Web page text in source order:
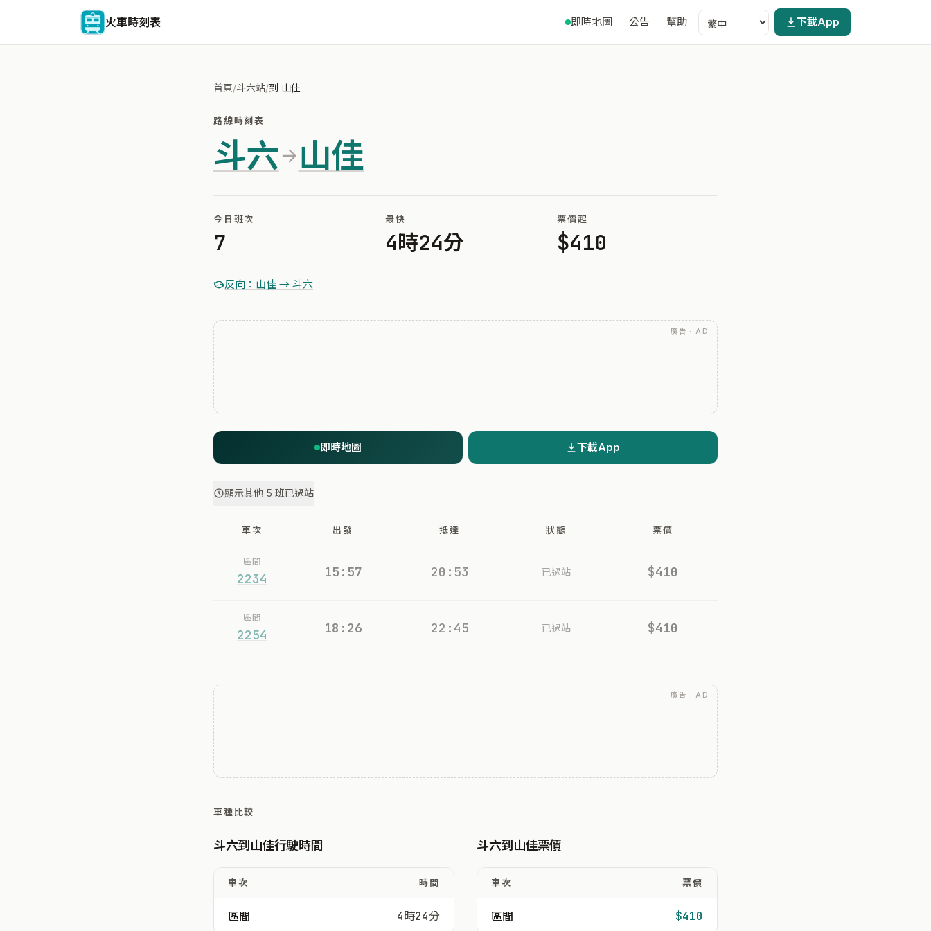
火車時刻表 即時地圖 公告 幫助 下載App
首頁/斗六站/到 山佳
路線時刻表
斗六 山佳
今日班次
7
最快
4時24分
票價起
$410
反向：山佳 → 斗六
廣告 · AD
即時地圖 下載App
顯示其他 5 班已過站
車次 出發 抵達 狀態 票價
區間
2234 15:57 20:53 已過站 $410
區間
2254 18:26 22:45 已過站 $410
廣告 · AD
車種比較
斗六到山佳行駛時間
車次 時間
區間 4時24分
斗六到山佳票價
車次 票價
區間 $410